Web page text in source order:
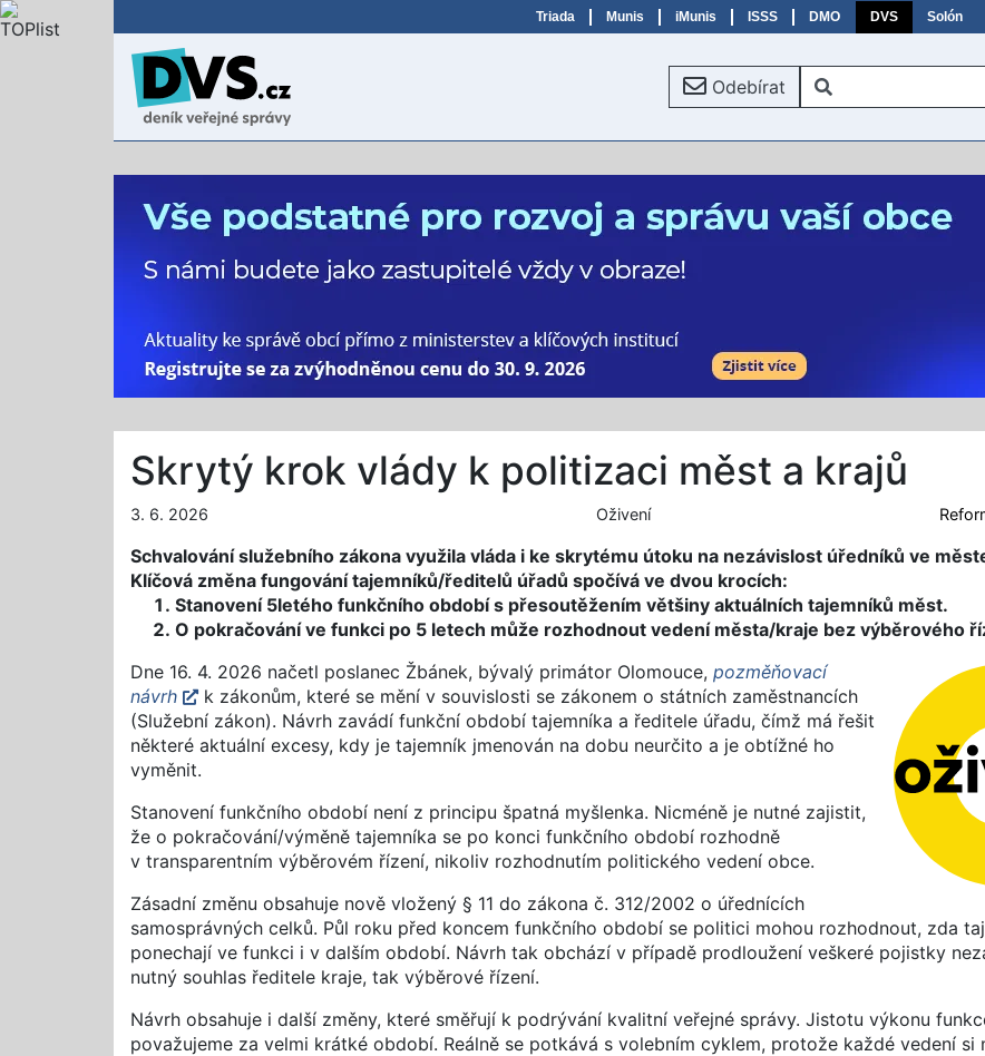
Triada Munis iMunis ISSS DMO DVS Solón
Odebírat
Skrytý krok vlády k politizaci měst a krajů
3. 6. 2026 Oživení
Schvalování služebního zákona využila vláda i ke skrytému útoku na nezávislost úředníků ve
Klíčová změna fungování tajemníků/ředitelů úřadů spočívá ve dvou krocích:
Stanovení 5letého funkčního období s přesoutěžením většiny aktuálních tajemníků měst.
O pokračování ve funkci po 5 letech může rozhodnout vedení města/kraje bez výběrového
Dne 16. 4. 2026 načetl poslanec Žbánek, bývalý primátor Olomouce, pozměňovací
návrh
k zákonům, které se mění v souvislosti se zákonem o státních zaměstnancích
(Služební zákon). Návrh zavádí funkční období tajemníka a ředitele úřadu, čímž má řešit
některé aktuální excesy, kdy je tajemník jmenován na dobu neurčito a je obtížné ho
vyměnit.
Stanovení funkčního období není z principu špatná myšlenka. Nicméně je nutné zajistit,
že o pokračování/výměně tajemníka se po konci funkčního období rozhodně
v transparentním výběrovém řízení, nikoliv rozhodnutím politického vedení obce.
Zásadní změnu obsahuje nově vložený § 11 do zákona č. 312/2002 o úřednících
samosprávných celků. Půl roku před koncem funkčního období se politici mohou rozhodnout, zda
ponechají ve funkci i v dalším období. Návrh tak obchází v případě prodloužení veškeré pojistky
nutný souhlas ředitele kraje, tak výběrové řízení.
Návrh obsahuje i další změny, které směřují k podrývání kvalitní veřejné správy. Jistotu výkonu
považujeme za velmi krátké období. Reálně se potkává s volebním cyklem, protože každé vedení si